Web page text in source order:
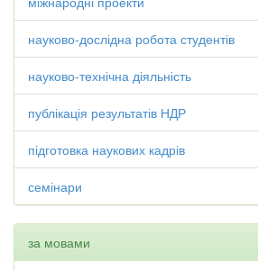
науково-дослідна робота студентів
науково-технічна діяльність
публікація результатів НДР
підготовка наукових кадрів
семінари
за мовами